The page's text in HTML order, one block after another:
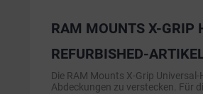
RAM MOUNTS X-GRIP
REFURBISHED-
Die RAM Mounts X-Grip
Abdeckungen zu verstecken. Für